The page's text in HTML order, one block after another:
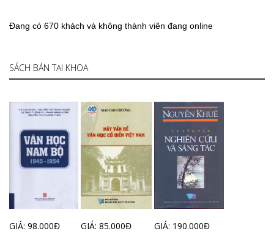
Đang có 670 khách và không thành viên đang online
SÁCH BÁN TẠI KHOA
GIÁ: 98.000Đ GIÁ: 85.000Đ GIÁ: 190.000Đ